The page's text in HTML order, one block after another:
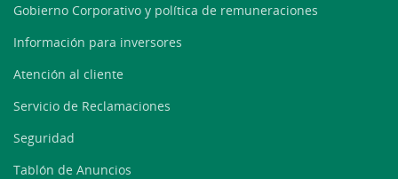
Gobierno Corporativo y política de remuneraciones
Información para inversores
Atención al cliente
Servicio de Reclamaciones
Seguridad
Tablón de Anuncios